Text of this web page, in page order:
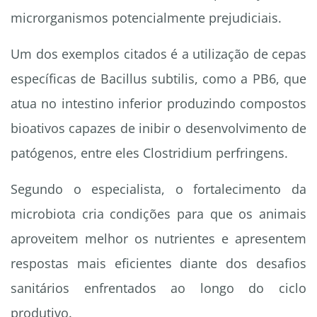
microrganismos potencialmente prejudiciais.
Um dos exemplos citados é a utilização de cepas
específicas de Bacillus subtilis, como a PB6, que
atua no intestino inferior produzindo compostos
bioativos capazes de inibir o desenvolvimento de
patógenos, entre eles Clostridium perfringens.
Segundo o especialista, o fortalecimento da
microbiota cria condições para que os animais
aproveitem melhor os nutrientes e apresentem
respostas mais eficientes diante dos desafios
sanitários enfrentados ao longo do ciclo
produtivo.